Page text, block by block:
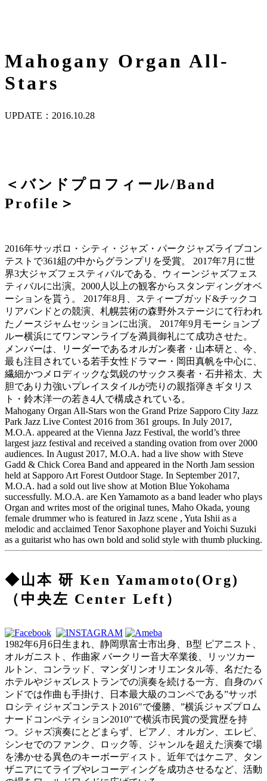
Mahogany Organ All-
Stars
UPDATE：2016.10.28
＜バンドプロフィール/Band
Profile＞
2016年サッポロ・シティ・ジャズ・パークジャズライブコン
テストで361組の中からグランプリを受賞。 2017年7月に世
界3大ジャズフェスティバルである、ウィーンジャズフェス
ティバルに出演。2000人以上の観客からスタンディングオベ
ーションを貰う。 2017年8月、スティーブガッド&チックコ
リアバンドとの競演、札幌芸術の森野外ステージにて行われ
たノースジャムセッションに出演。 2017年9月モーションブ
ルー横浜にてワンマンライブを満員御礼にて成功させた。
メンバーは、リーダーであるオルガン奏者・山本研と、今、
最も注目されている若手女性ドラマー・岡田真帆を中心に、
繊細かつメロディックな気鋭のサックス奏者・石井裕太、大
胆であり力強いプレイスタイルが売りの親指弾きギタリス
ト・鈴木洋一の若き4人で構成されている。
Mahogany Organ All-Stars won the Grand Prize Sapporo City Jazz
Park Jazz Live Contest 2016 from 361 groups. In July 2017,
M.O.A. appeared at the Vienna Jazz Festival, the world’s three
largest jazz festival and received a standing ovation from over 2000
audiences. In August 2017, M.O.A. had a live show with Steve
Gadd & Chick Corea Band and appeared in the North Jam session
held at Sapporo Art Forest Outdoor Stage. In September 2017,
M.O.A. had a sold out live show at Motion Blue Yokohama
successfully. M.O.A. are Ken Yamamoto as a band leader who plays
Organ and writes most of the original tunes, Maho Okada, young
female drummer who is featured in Jazz scene , Yuta Ishii as a
melodic and acclaimed Tenor Saxophone player and Yoichi Suzuki
as a guitarist who has own bold and solid style with thumb plucking.
◆山本 研 Ken Yamamoto(Org)
（中央左 Center Left）
1982年6月6日生まれ、静岡県富士市出身、B型 ピアニスト、
オルガニスト、作曲家 バークリー音大卒業後、リッツカー
ルトン、コンラッド、マンダリンオリエンタル等、名だたる
ホテルやジャズレストランでの演奏を続ける一方、自身のバ
ンドでは作曲も手掛け、日本最大級のコンペである”サッポ
ロシティジャズコンテスト2016″で優勝、”横浜ジャズプロム
ナードコンペティション2010″で横浜市民賞の受賞歴を持
つ。ジャズ演奏にとどまらず、ピアノ、オルガン、エレピ、
シンセでのファンク、ロック等、ジャンルを超えた演奏で場
を沸かせる異色のキーボーディスト。近年ではケニア、タン
ザニアにてライブやレコーディングを成功させるなど、活動